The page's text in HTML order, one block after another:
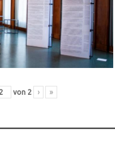
von 2 › »